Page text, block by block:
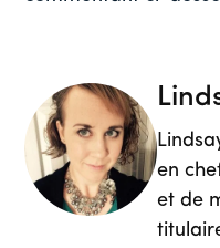
en
et de